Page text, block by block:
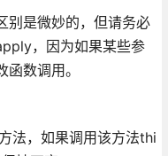
别是微妙的，但请务必
，因为如果某些参
数调用。
法，如果调用该方法thi